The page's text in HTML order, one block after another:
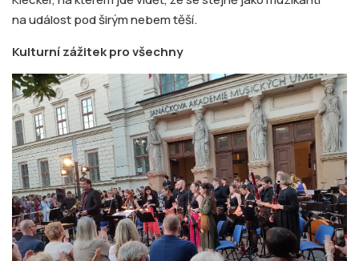
na událost pod širým nebem těší.
Kulturní zážitek pro všechny